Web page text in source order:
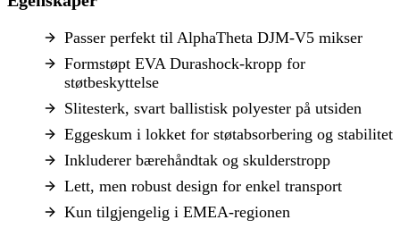
Passer perfekt til AlphaTheta DJM-V5 mikser
Formstøpt EVA Durashock-kropp for
støtbeskyttelse
Slitesterk, svart ballistisk polyester på utsiden
Eggeskum i lokket for støtabsorbering og stabilitet
Inkluderer bærehåndtak og skulderstropp
Lett, men robust design for enkel transport
Kun tilgjengelig i EMEA-regionen